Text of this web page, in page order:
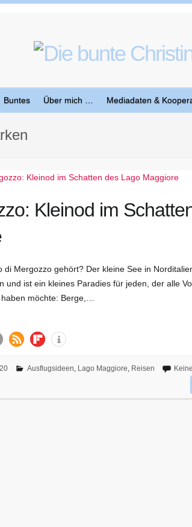
Buntes Über mich … Mediadaten &
Kleinod im
di Mergozzo gehört? Der kleine See in
und ist ein kleines Paradies für jeden, der alle
möchte: Berge,…
Ausflugsideen, Lago Maggiore, Reisen